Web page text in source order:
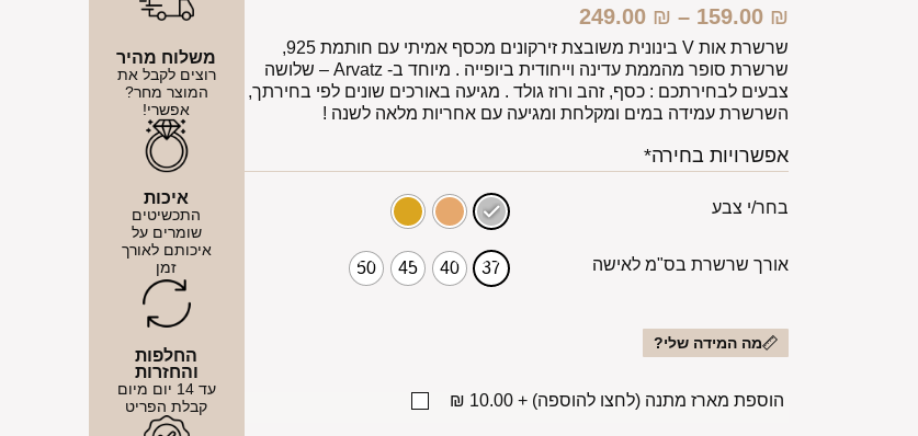
159.00 ₪
–
249.00 ₪
שרשרת אות V בינונית משובצת זירקונים מכסף אמיתי עם חותמת 925,
שרשרת סופר מהממת עדינה וייחודית ביופייה . מיוחד ב- Arvatz – שלושה
צבעים לבחירתכם : כסף, זהב ורוז גולד . מגיעה באורכים שונים לפי בחירתך,
השרשרת עמידה במים ומקלחת ומגיעה עם אחריות מלאה לשנה !
אפשרויות בחירה*
בחר/י צבע
אורך שרשרת בס"מ לאישה 37
40
45
50
מה המידה שלי?
הוספת מארז מתנה (לחצו להוספה) +
10.00 ₪
משלוח מהיר
רוצים לקבל את
המוצר מחר?
אפשרי!
איכות
התכשיטים
שומרים על
איכותם לאורך
זמן
החלפות
והחזרות
עד 14 יום מיום
קבלת הפריט